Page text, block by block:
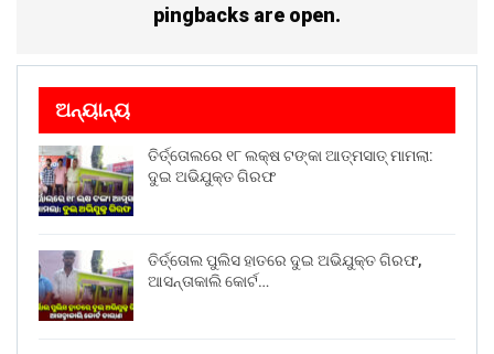
pingbacks are open.
ଅନ୍ୟାନ୍ୟ
ତିର୍ତ୍ତୋଲରେ ୧୮ ଲକ୍ଷ ଟଙ୍କା ଆତ୍ମସାତ୍ ମାମଲା:
ଦୁଇ ଅଭିଯୁକ୍ତ ଗିରଫ
ତିର୍ତ୍ତୋଲ ପୁଲିସ ହାତରେ ଦୁଇ ଅଭିଯୁକ୍ତ ଗିରଫ,
ଆସନ୍ତାକାଲି କୋର୍ଟ…